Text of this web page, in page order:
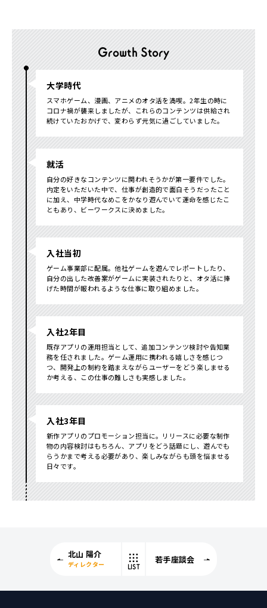
Growth Story
大学時代
スマホゲーム、漫画、アニメのオタ活を満喫。2年生の時に
コロナ禍が襲来しましたが、これらのコンテンツは供給され
続けていたおかげで、変わらず元気に過ごしていました。
就活
自分の好きなコンテンツに関われそうかが第一要件でした。
内定をいただいた中で、仕事が創造的で面白そうだったこと
に加え、中学時代なめこをかなり遊んでいて運命を感じたこ
ともあり、ビーワークスに決めました。
入社当初
ゲーム事業部に配属。他社ゲームを遊んでレポートしたり、
自分の出した改善案がゲームに実装されたりと、オタ活に捧
げた時間が報われるような仕事に取り組めました。
入社2年目
既存アプリの運用担当として、追加コンテンツ検討や告知業
務を任されました。ゲーム運用に携われる嬉しさを感じつ
つ、開発上の制約を踏まえながらユーザーをどう楽しませる
か考える、この仕事の難しさも実感しました。
入社3年目
新作アプリのプロモーション担当に。リリースに必要な制作
物の内容検討はもちろん、アプリをどう話題にし、遊んでも
らうかまで考える必要があり、楽しみながらも頭を悩ませる
日々です。
北山 陽介
ディレクター LIST
若手座談会